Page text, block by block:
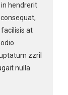
hendrerit
at
zzril
nulla